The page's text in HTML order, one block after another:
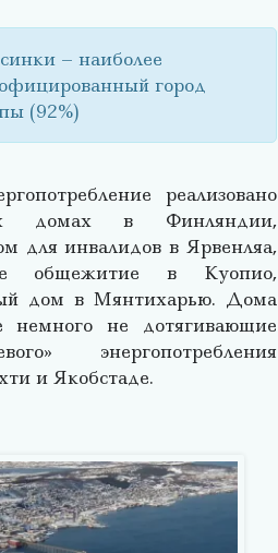
– наиболее
город
(92%)
реализовано
домах в Финляндии,
для инвалидов в Ярвенляа,
общежитие в Куопио,
дом в Мянтихарью. Дома
немного не дотягивающие
энергопотребления
и Якобстаде.